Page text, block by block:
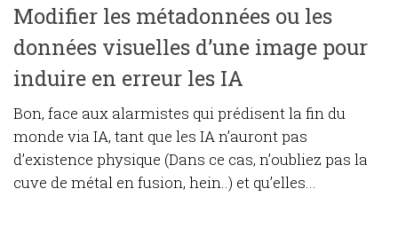
Modifier les métadonnées ou les
données visuelles d’une image pour
induire en erreur les IA
Bon, face aux alarmistes qui prédisent la fin du
monde via IA, tant que les IA n’auront pas
d’existence physique (Dans ce cas, n’oubliez pas la
cuve de métal en fusion, hein..) et qu’elles...